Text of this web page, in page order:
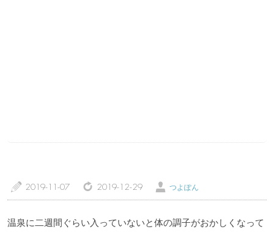
温泉レポート
a 2019-11-07 z 2019-12-29 Ü つよぽん
温泉に二週間ぐらい入っていないと体の調子がおかしくなって